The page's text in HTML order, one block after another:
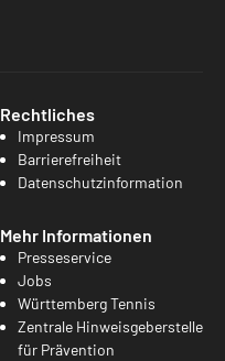
Rechtliches
Impressum
Barrierefreiheit
Datenschutzinformation
Mehr Informationen
Presseservice
Jobs
Württemberg Tennis
Zentrale Hinweisgeberstelle
für Prävention